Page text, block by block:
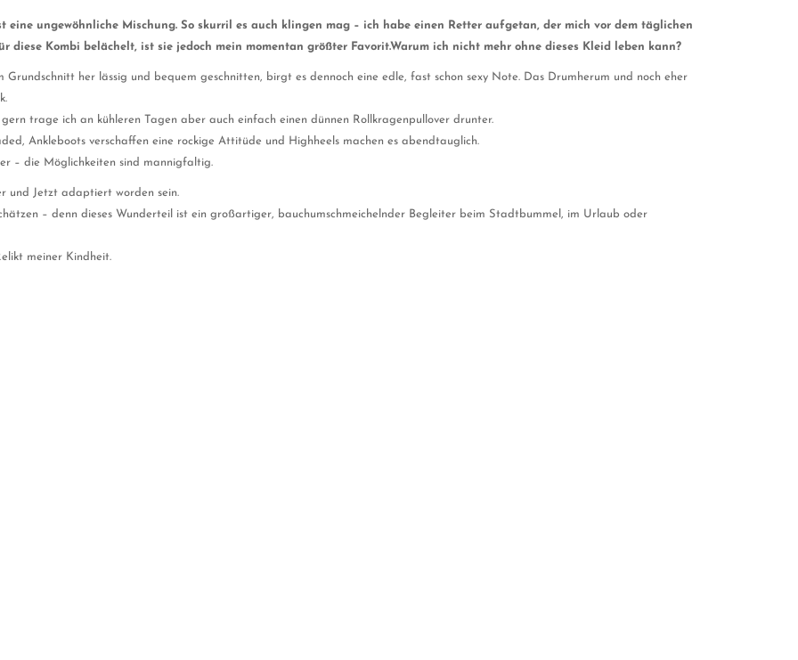
eine ungewöhnliche Mischung. So skurril es auch klingen mag – ich habe einen Retter aufgetan, der mich vor dem täglichen
diese Kombi belächelt, ist sie jedoch mein momentan größter Favorit.Warum ich nicht mehr ohne dieses Kleid leben kann?
her lässig und bequem geschnitten, birgt es dennoch eine edle, fast schon sexy Note. Das Drumherum und noch eher
trage ich an kühleren Tagen aber auch einfach einen dünnen Rollkragenpullover drunter.
Ankleboots verschaffen eine rockige Attitüde und Highheels machen es abendtauglich.
– die Möglichkeiten sind mannigfaltig.
und Jetzt adaptiert worden sein.
– denn dieses Wunderteil ist ein großartiger, bauchumschmeichelnder Begleiter beim Stadtbummel, im Urlaub oder
meiner Kindheit.